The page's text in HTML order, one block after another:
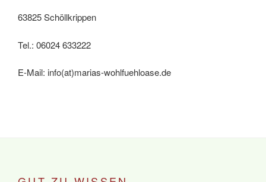
63825 Schöllkrippen
Tel.: 06024 633222
E-Mail: info(at)marias-wohlfuehloase.de